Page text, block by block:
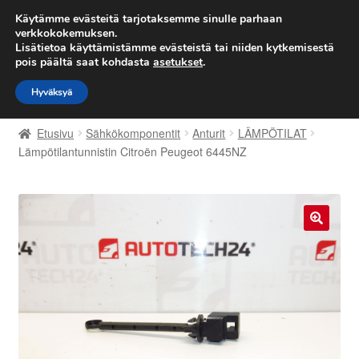
TOIMITUS alkaen 7 EUR
Siirry
navigointiin
Siirry
sisältöön
Etusivu
Kärry
Maailmanlaajuinen toimitus
Maksut
Etusivu Sähkökomponentit Anturit
LÄMPÖTILAT
Lämpötilantunnistin Citroën Peugeot 6445NZ
🔍
Käytämme evästeitä tarjotaksemme sinulle parhaan
verkkokokemuksen.
Lisätietoa käyttämistämme evästeistä tai niiden kytkemisestä
pois päältä saat kohdasta asetukset.
Hyväksyä